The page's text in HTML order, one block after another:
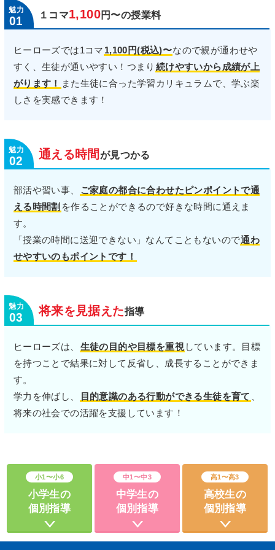
01 １コマ1,100円〜の授業料
ヒーローズでは1コマ 1,100円(税込)〜なので親が通わせや
すく、生徒が通いやすい！つまり 続けやすいから成績が上
がります！
また生徒に合った学習カリキュラムで、学ぶ楽
しさを実感できます！
02 通 える時間 が見つかる
部活や習い事、
ご家庭の都合に合わせたピンポイントで通
える時間割 を作ることができるので好きな時間に通えま
す。
「授業の時間に送迎できない」なんてこともないので通わ
せやすいのもポイントです！
03 将来を 見据えた指導
ヒーローズは、 生徒の目的や目標を重視 しています。目標
を持つことで結果に対して反省し、成長することができま
す。
学力を伸ばし、
目的意識のある行動ができる生徒を育て
将来の社会での活躍を支援しています！
小学生の
個別指導
小1〜小6
中学生の
個別指導
中1〜中3
高校生の
個別指導
高1〜高3